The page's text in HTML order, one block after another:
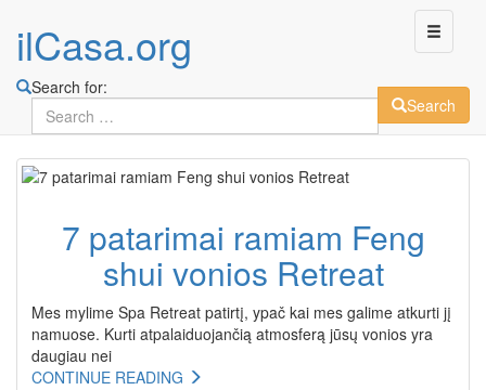
ilCasa.org
Search for:
Search
Skip
7 patarimai ramiam Feng
shui vonios Retreat
Mes mylime Spa Retreat patirtį, ypač kai mes galime atkurti jį
namuose. Kurti atpalaiduojančią atmosferą jūsų vonios yra
daugiau nei
CONTINUE READING